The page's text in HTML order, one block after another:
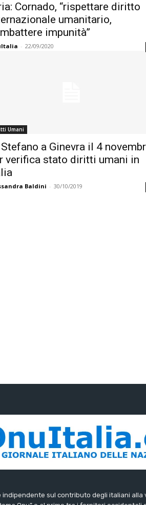
Cornado, “rispettare diritto
umanitario,
impunità”
- 22/09/2020
Umani
a Ginevra il 4
verifica stato diritti umani in
Baldini - 30/10/2019
sul contributo degli italiani alla